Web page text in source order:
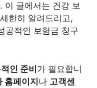
이 글에서는 건강 보
한히 알려드리고,
공적인 보험금 청구
인 준비가 필요합니
홈페이지나 고객센